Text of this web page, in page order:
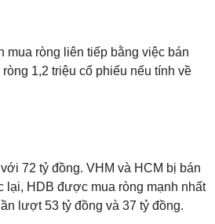
mua ròng liên tiếp bằng việc bán
1,2 triệu cổ phiếu nếu tính về
72 tỷ đồng. VHM và HCM bị bán
lại, HDB được mua ròng mạnh nhất
lượt 53 tỷ đồng và 37 tỷ đồng.